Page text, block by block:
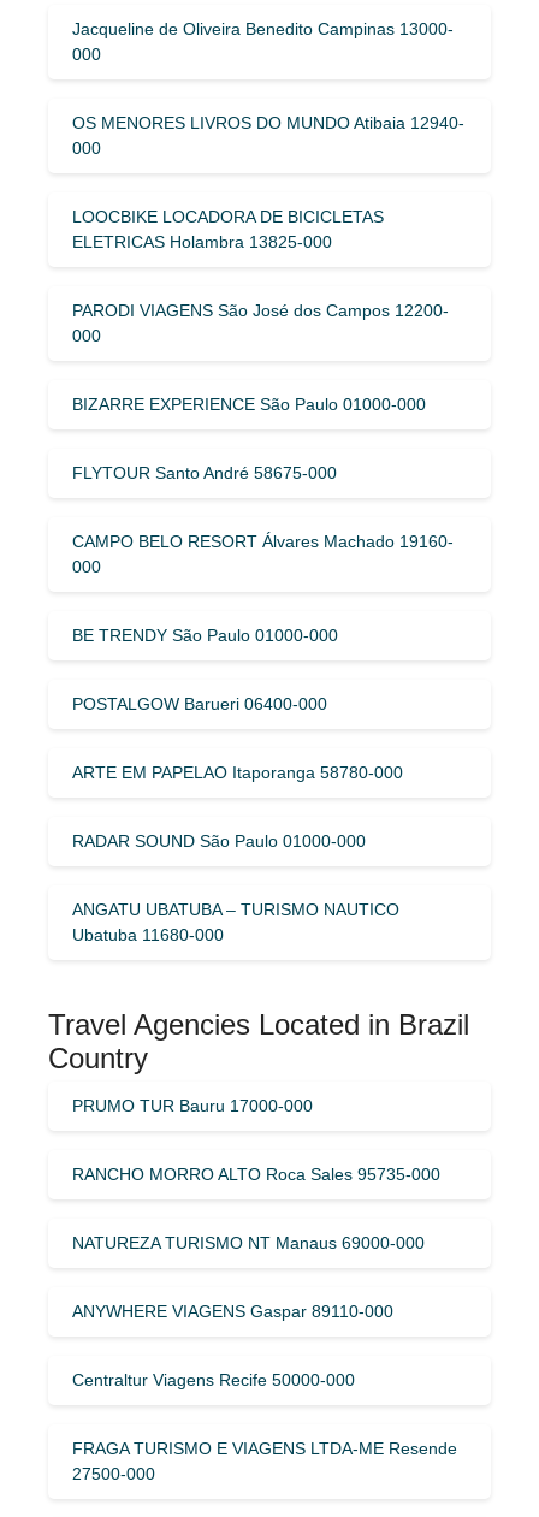
Jacqueline de Oliveira Benedito Campinas 13000-
000
OS MENORES LIVROS DO MUNDO Atibaia 12940-
000
LOOCBIKE LOCADORA DE BICICLETAS
ELETRICAS Holambra 13825-000
PARODI VIAGENS São José dos Campos 12200-
000
BIZARRE EXPERIENCE São Paulo 01000-000
FLYTOUR Santo André 58675-000
CAMPO BELO RESORT Álvares Machado 19160-
000
BE TRENDY São Paulo 01000-000
POSTALGOW Barueri 06400-000
ARTE EM PAPELAO Itaporanga 58780-000
RADAR SOUND São Paulo 01000-000
ANGATU UBATUBA – TURISMO NAUTICO
Ubatuba 11680-000
Travel Agencies Located in Brazil
Country
PRUMO TUR Bauru 17000-000
RANCHO MORRO ALTO Roca Sales 95735-000
NATUREZA TURISMO NT Manaus 69000-000
ANYWHERE VIAGENS Gaspar 89110-000
Centraltur Viagens Recife 50000-000
FRAGA TURISMO E VIAGENS LTDA-ME Resende
27500-000